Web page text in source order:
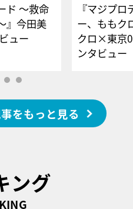
ド ～救命
』今田美
ビュー
『マジプロ
ー、ももク
クロ×東京
ンタビュー
をもっと見る
ング